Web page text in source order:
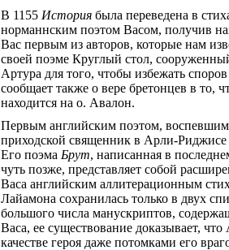
В 1155 История была переведена в
норманнским поэтом Васом, получив
Вас первым из авторов, которые нам
своей поэме Круглый стол,
Артура для того, чтобы избежать
сообщает также о вере бретонцев в то,
находится на о. Авалон.
Первым английским поэтом,
приходской священник в Арли-
Его поэма Брут, написанная в
чуть позже, представляет собой
Васа английским аллитерационным
Лайамона сохранилась только в двух
большого числа манускриптов,
Васа, ее существование доказывает,
качестве героя даже потомками его